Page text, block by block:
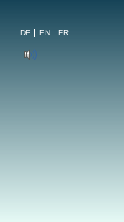
DE EN FR